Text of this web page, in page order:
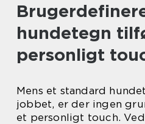
hundetegn
personligt
Mens et standard
jobbet, er der ingen
et personligt touch.